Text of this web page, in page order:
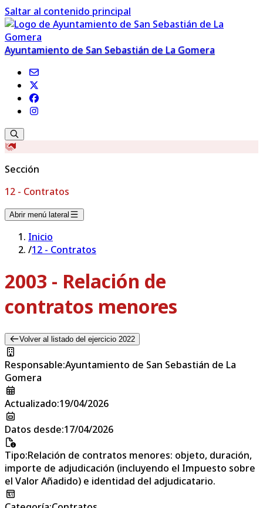
Saltar al contenido principal
Ayuntamiento de San Sebastián de La Gomera
Sección
12 - Contratos
Abrir menú lateral
Inicio
/12 - Contratos
2003 - Relación de
contratos menores
Volver al listado del ejercicio 2022
Responsable:Ayuntamiento de San Sebastián de La
Gomera
Actualizado:19/04/2026
Datos desde:17/04/2026
Tipo:Relación de contratos menores: objeto, duración,
importe de adjudicación (incluyendo el Impuesto sobre
el Valor Añadido) e identidad del adjudicatario.